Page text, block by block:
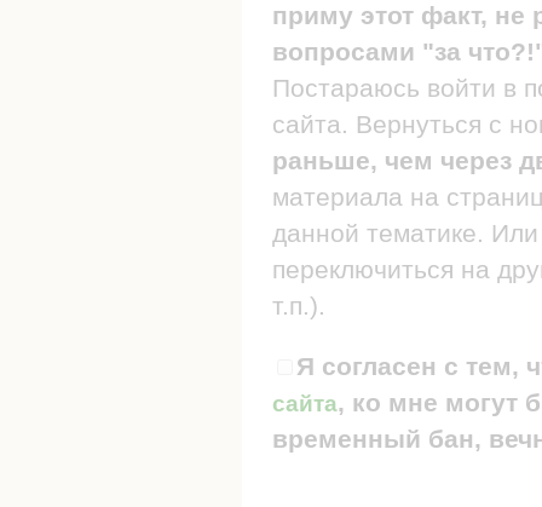
приму этот факт, не
вопросами "за
Постараюсь войти в
сайта. Вернуться с
раньше, чем через
материала на
данной тематике.
переключиться на
т.п.).
Я согласен с тем,
сайта, ко мне могут
временный бан,